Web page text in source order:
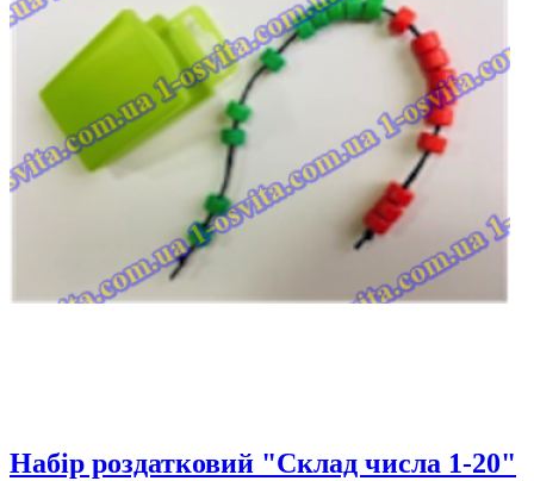
Набір роздатковий "Склад числа 1-20"